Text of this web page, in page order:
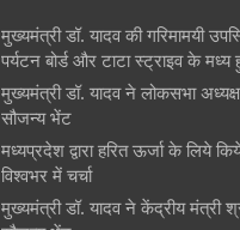
मुख्यमंत्री डॉ. यादव की गरिमामयी
पर्यटन बोर्ड और टाटा स्ट्राइव के
मुख्यमंत्री डॉ. यादव ने लोकसभा
सौजन्य भेंट
मध्यप्रदेश द्वारा हरित ऊर्जा के लिये
विश्वभर में चर्चा
मुख्यमंत्री डॉ. यादव ने केंद्रीय मंत्री